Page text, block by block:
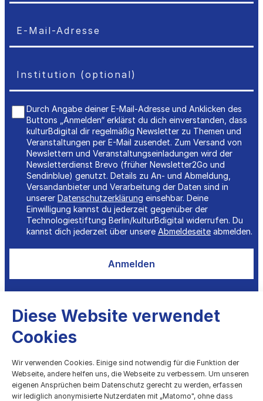
Durch Angabe deiner E-Mail-Adresse und Anklicken des
Buttons „Anmelden“ erklärst du dich einverstanden, dass
kulturBdigital dir regelmäßig Newsletter zu Themen und
Veranstaltungen per E-Mail zusendet. Zum Versand von
Newslettern und Veranstaltungseinladungen wird der
Newsletterdienst Brevo (früher Newsletter2Go und
Sendinblue) genutzt. Details zu An- und Abmeldung,
Versandanbieter und Verarbeitung der Daten sind in
unserer Datenschutzerklärung einsehbar. Deine
Einwilligung kannst du jederzeit gegenüber der
Technologiestiftung Berlin/kulturBdigital widerrufen. Du
kannst dich jederzeit über unsere Abmeldeseite abmelden.
Anmelden
kulturBdigital
Digitale Entwicklung des Kulturbereichs
Diese Website verwendet
Cookies
Wir verwenden Cookies. Einige sind notwendig für die Funktion der
Webseite, andere helfen uns, die Webseite zu verbessern. Um unseren
eigenen Ansprüchen beim Datenschutz gerecht zu werden, erfassen
wir lediglich anonymisierte Nutzerdaten mit „Matomo", ohne dass